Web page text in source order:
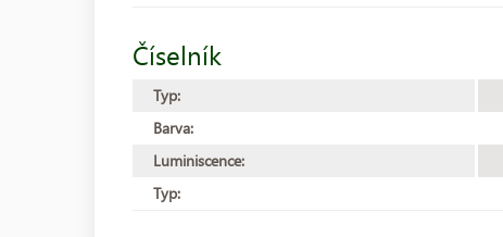
Číselník
Typ:
Barva:
Luminiscence:
Typ: